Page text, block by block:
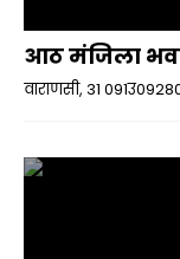
आठ मंजिला
वाराणसी, 31